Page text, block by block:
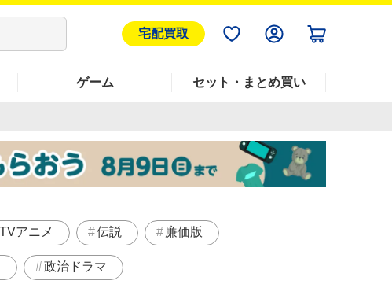
宅配買取
ゲーム セット・まとめ買い
TVアニメ 伝説 廉価版
政治ドラマ